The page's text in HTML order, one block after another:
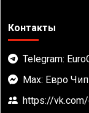
Контакты
Telegram:
Max: Евро
https://